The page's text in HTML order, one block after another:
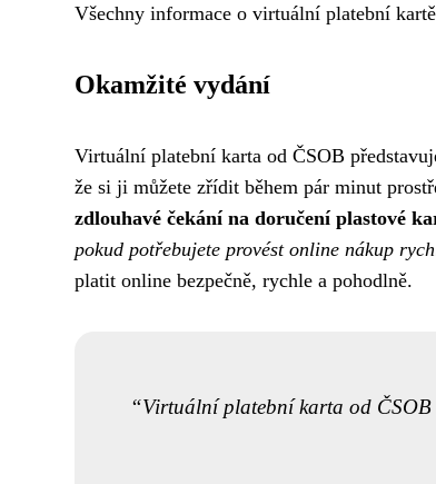
Všechny informace o virtuální platební
Okamžité vydání
Virtuální platební karta od ČSOB
že si ji můžete zřídit během pár minut
zdlouhavé čekání na doručení plastové
pokud potřebujete provést online nákup
platit online bezpečně, rychle a pohodlně.
Virtuální platební karta od ČSOB